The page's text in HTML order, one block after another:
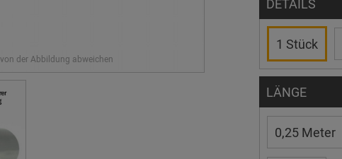
DETAILS
1 Stück
LÄNGE
0,25 Meter